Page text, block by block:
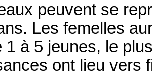
peuvent se
Les femelles
1 à 5 jeunes, le
ont lieu vers